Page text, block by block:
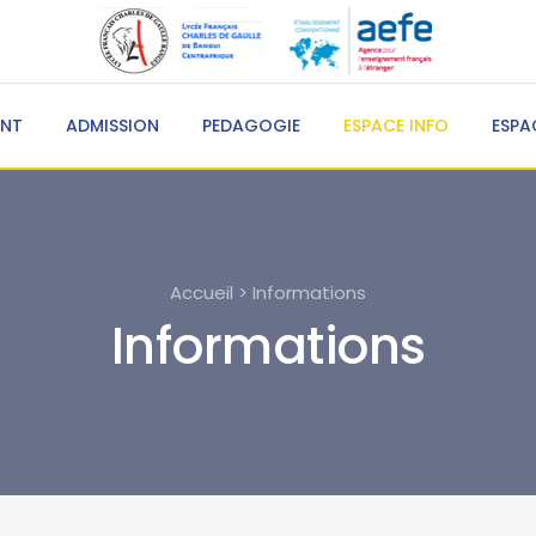
ADMISSION PEDAGOGIE ESPACE INFO
Accueil > Informations
Informations